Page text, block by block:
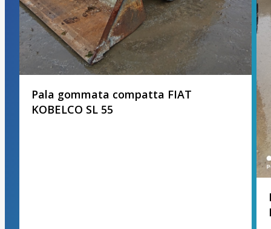
Pala gommata compatta FIAT
KOBELCO SL 55